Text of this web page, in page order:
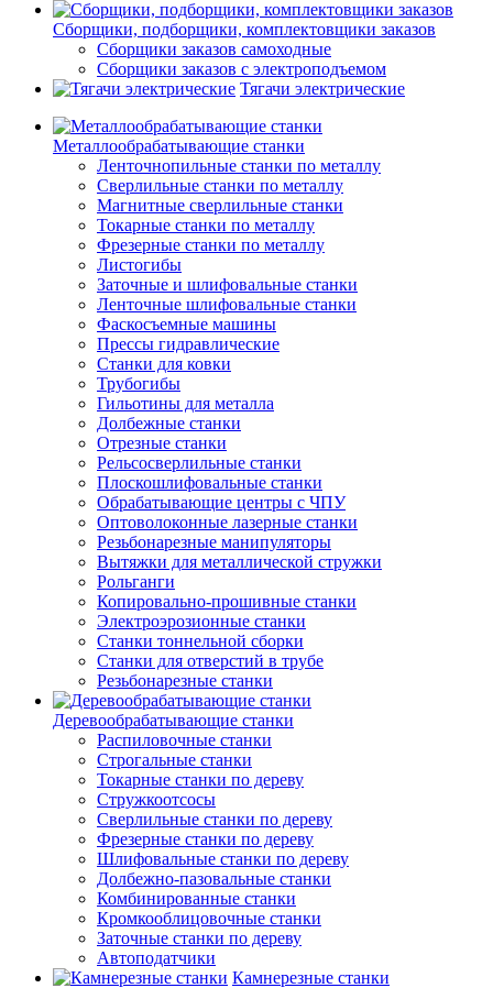
Сборщики, подборщики, комплектовщики заказов
Сборщики заказов самоходные
Сборщики заказов с электроподъемом
Тягачи электрические
Металлообрабатывающие станки
Ленточнопильные станки по металлу
Сверлильные станки по металлу
Магнитные сверлильные станки
Токарные станки по металлу
Фрезерные станки по металлу
Листогибы
Заточные и шлифовальные станки
Ленточные шлифовальные станки
Фаскосъемные машины
Прессы гидравлические
Станки для ковки
Трубогибы
Гильотины для металла
Долбежные станки
Отрезные станки
Рельсосверлильные станки
Плоскошлифовальные станки
Обрабатывающие центры с ЧПУ
Оптоволоконные лазерные станки
Резьбонарезные манипуляторы
Вытяжки для металлической стружки
Рольганги
Копировально-прошивные станки
Электроэрозионные станки
Станки тоннельной сборки
Станки для отверстий в трубе
Резьбонарезные станки
Деревообрабатывающие станки
Распиловочные станки
Строгальные станки
Токарные станки по дереву
Стружкоотсосы
Сверлильные станки по дереву
Фрезерные станки по дереву
Шлифовальные станки по дереву
Долбежно-пазовальные станки
Комбинированные станки
Кромкооблицовочные станки
Заточные станки по дереву
Автоподатчики
Камнерезные станки